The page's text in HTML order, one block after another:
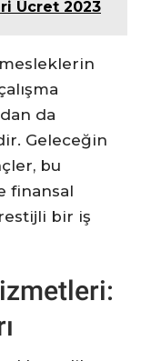
Ücret 2023
da
Geleceğin
bu
finansal
bir iş